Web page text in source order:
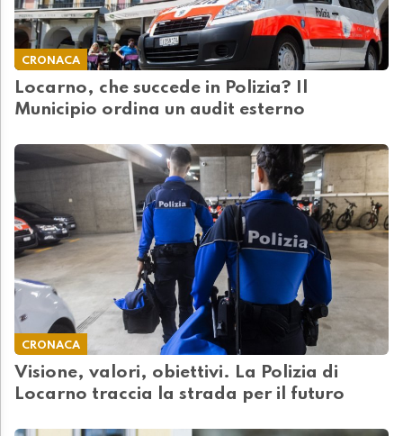
CRONACA
Locarno, che succede in Polizia? Il
Municipio ordina un audit esterno
CRONACA
Visione, valori, obiettivi. La Polizia di
Locarno traccia la strada per il futuro